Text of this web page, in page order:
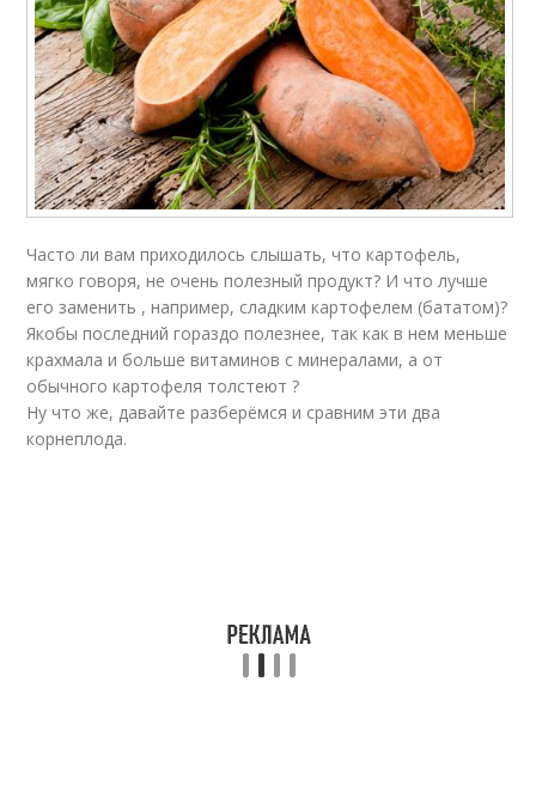
Часто ли вам приходилось слышать, что картофель,
мягко говоря, не очень полезный продукт? И что лучше
его заменить , например, сладким картофелем (бататом)?
Якобы последний гораздо полезнее, так как в нем меньше
крахмала и больше витаминов с минералами, а от
обычного картофеля толстеют ?
Ну что же, давайте разберёмся и сравним эти два
корнеплода.